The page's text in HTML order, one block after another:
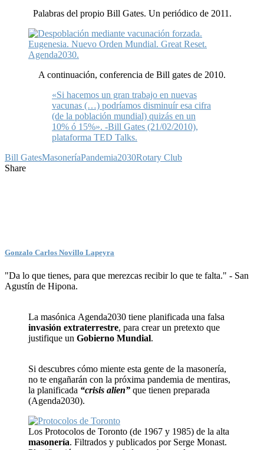
Palabras del propio Bill Gates. Un periódico de 2011.
A continuación, conferencia de Bill gates de 2010.
«Si hacemos un gran trabajo en nuevas
vacunas (…) podríamos disminuír esa cifra
(de la población mundial) quizás en un
10% ó 15%». -Bill Gates (21/02/2010),
plataforma TED Talks.
Bill GatesMasoneríaPandemia2030Rotary Club
Share
Gonzalo Carlos Novillo Lapeyra
"Da lo que tienes, para que merezcas recibir lo que te falta." - San
Agustín de Hipona.
La masónica Agenda2030 tiene planificada una falsa
invasión extraterrestre, para crear un pretexto que
justifique un Gobierno Mundial.
Si descubres cómo miente esta gente de la masonería,
no te engañarán con la próxima pandemia de mentiras,
la planificada “crisis alien” que tienen preparada
(Agenda2030).
Los Protocolos de Toronto (de 1967 y 1985) de la alta
masonería. Filtrados y publicados por Serge Monast.